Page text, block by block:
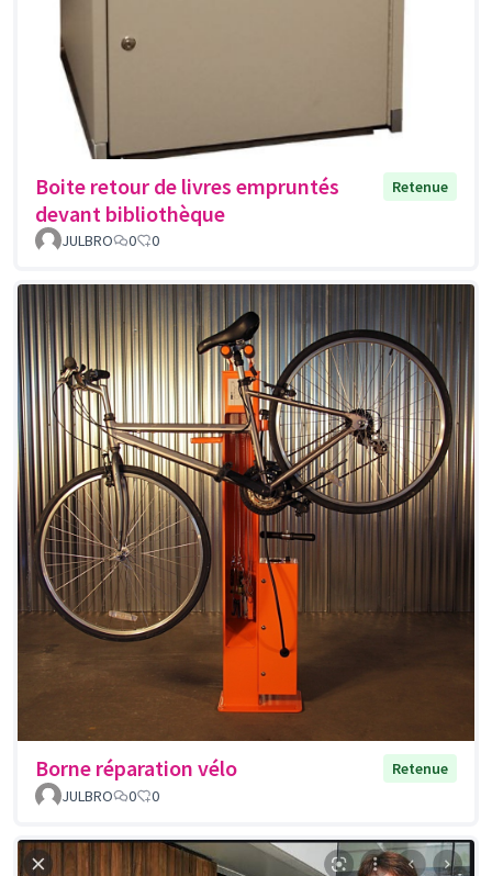
Boite retour de livres empruntés
devant bibliothèque
Retenue
JULBRO 0 0
Borne réparation vélo
Retenue
JULBRO
0 0